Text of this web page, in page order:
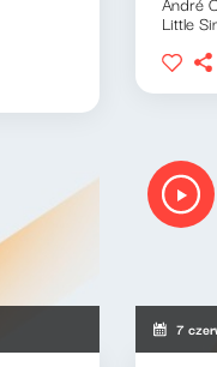
Little
7